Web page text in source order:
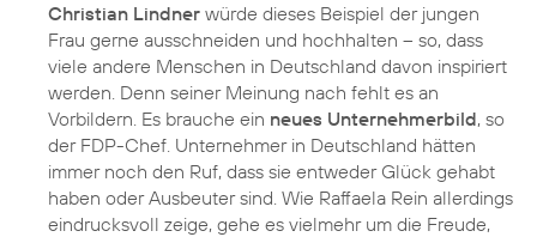
Christian Lindner würde dieses Beispiel der jungen
Frau gerne ausschneiden und hochhalten – so, dass
viele andere Menschen in Deutschland davon inspiriert
werden. Denn seiner Meinung nach fehlt es an
Vorbildern. Es brauche ein neues Unternehmerbild, so
der FDP-Chef. Unternehmer in Deutschland hätten
immer noch den Ruf, dass sie entweder Glück gehabt
haben oder Ausbeuter sind. Wie Raffaela Rein allerdings
eindrucksvoll zeige, gehe es vielmehr um die Freude,